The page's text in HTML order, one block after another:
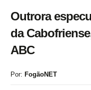
Outrora
da
ABC
Por: FogãoNET